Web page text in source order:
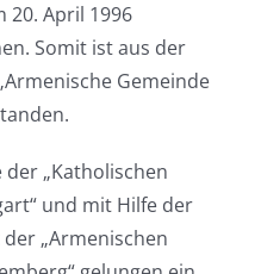
20. April 1996
Somit ist aus der
Gemeinde
„Katholischen
und mit Hilfe der
„Armenischen